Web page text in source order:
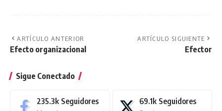
ARTÍCULO ANTERIOR
Efecto organizacional
ARTÍCULO SIGUIENTE
Efector
Sigue Conectado
235.3k Seguidores 69.1k Seguidores